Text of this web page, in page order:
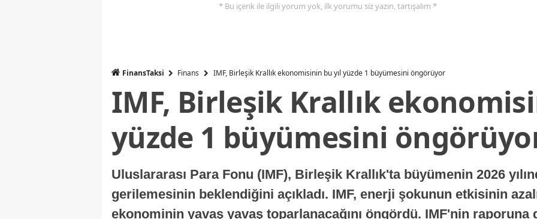
* Bu içerik ile ilgili yorum yok, ilk yorumu siz yazın, tartışalım *
FinansTaksi Finans IMF, Birleşik Krallık ekonomisinin bu yıl yüzde 1 büyümesini öngörüyor
IMF, Birleşik Krallık
yüzde 1 büyümesini
Uluslararası Para Fonu (IMF), Birleşik Krallık'ta büyümenin 2026
gerilemesinin beklendiğini açıkladı. IMF, enerji şokunun etkisinin
ekonominin yavaş yavaş toparlanacağını öngördü. IMF'nin raporuna